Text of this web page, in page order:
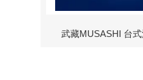
武藏MUSASHI 台